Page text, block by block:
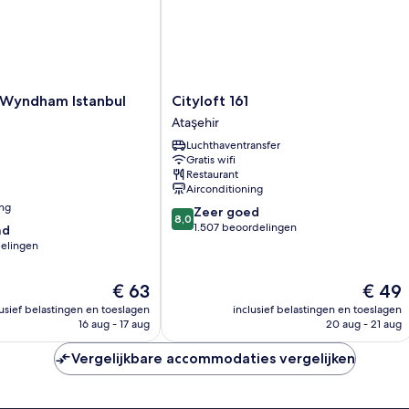
Istanbul
De
prijs
is
€ 63
belastingen en toeslagen
16 aug - 17 aug
Cityloft
161
Ataşehir
Cityloft 161
Ataşehir
Luchthaventransfer
Gratis wifi
Restaurant
Airconditioning
8.0
van
beoordelingen
8,0 Zeer goed
1.507 beoordelingen
De
prijs
is
€ 49
inclusief belastingen en toeslagen
20 aug - 21 aug
Vergelijkbare accommodaties vergelijken